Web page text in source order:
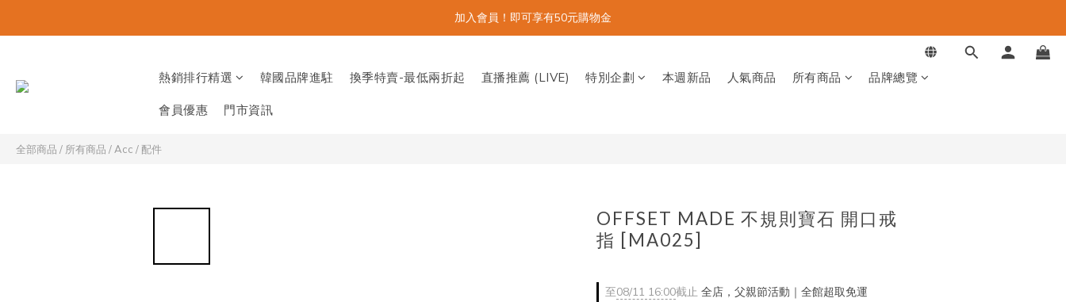
加入會員！即可享有50元購物金
熱銷排行精選 韓國品牌進駐 換季特賣-最低兩折起 直播推薦 (LIVE) 特別企劃 本週新品 人氣商品 所有商品 品牌總覽
會員優惠 門市資訊
全部商品 / 所有商品 / Acc / 配件
OFFSET MADE 不規則寶石 開口戒
指 [MA025]
至08/11 16:00截止 全店，父親節活動｜全館超取免運